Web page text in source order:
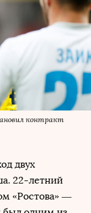
контракт
двух
22-летний
«Ростова» —